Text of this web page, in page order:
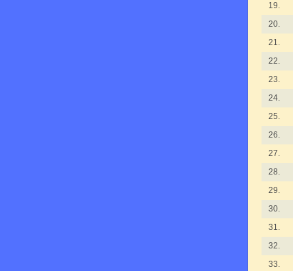
19.
20.
21.
22.
23.
24.
25.
26.
27.
28.
29.
30.
31.
32.
33.